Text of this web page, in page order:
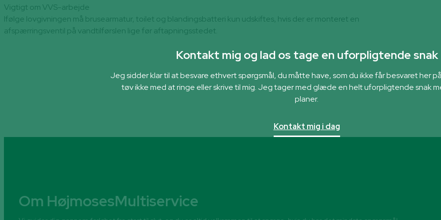
Vigtigt om VVS-arbejde
Ifølge lovgivningen må brusearmatur, toilet og blandingsbatteri kun udskiftes, hvis der er monteret en
afspærringsventil på vandtilførslen lige før aftapningsstedet.
Kontakt mig og lad os tage en uforpligtende snak
Jeg sidder klar til at besvare ethvert spørgsmål, du måtte have, som du ikke får besvaret her
tøv ikke med at ringe eller skrive til mig. Jeg tager med glæde en helt uforpligtende snak
planer.
Kontakt mig i dag
Om HøjmosesMultiservice